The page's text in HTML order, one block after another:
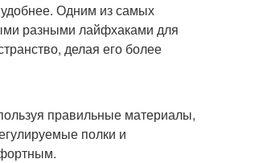
Одним из самых
разными лайфхаками для
делая его более
правильные материалы,
полки и